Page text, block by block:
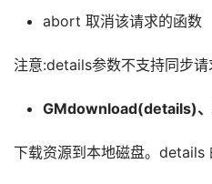
abort 取消该请求的函数
注意:details参数不支持同步请
GMdownload(details)
下载资源到本地磁盘。details